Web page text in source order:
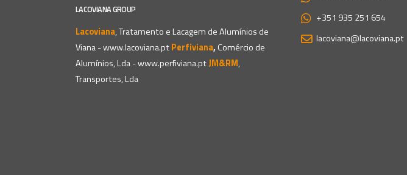
LACOVIANA GROUP
Lacoviana, Tratamento e Lacagem de Alumínios de
Viana -www.lacoviana.ptPerfiviana, Comércio de
Alumínios, Lda -www.perfiviana.ptJM&RM,
Transportes, Lda
+351 935 251 654
lacoviana@lacoviana.pt